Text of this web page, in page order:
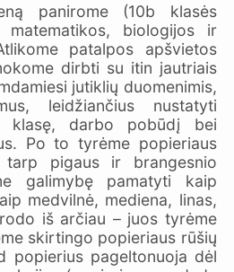
panirome (10b klasės
biologijos ir
patalpos apšvietos
dirbti su itin jautriais
jutiklių duomenimis,
leidžiančius nustatyti
klasę, darbo pobūdį bei
Po to tyrėme popieriaus
tarp pigaus ir brangesnio
galimybę pamatyti kaip
medvilnė, mediena, linas,
iš arčiau – juos tyrėme
skirtingo popieriaus rūšių
popierius pageltonuoja dėl